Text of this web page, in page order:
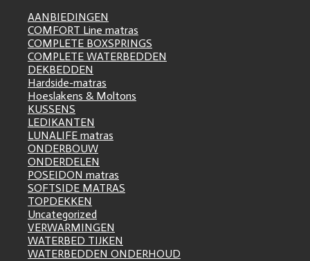
AANBIEDINGEN
COMFORT Line matras
COMPLETE BOXSPRINGS
COMPLETE WATERBEDDEN
DEKBEDDEN
Hardside-matras
Hoeslakens & Moltons
KUSSENS
LEDIKANTEN
LUNALIFE matras
ONDERBOUW
ONDERDELEN
POSEIDON matras
SOFTSIDE MATRAS
TOPDEKKEN
Uncategorized
VERWARMINGEN
WATERBED TIJKEN
WATERBEDDEN ONDERHOUD